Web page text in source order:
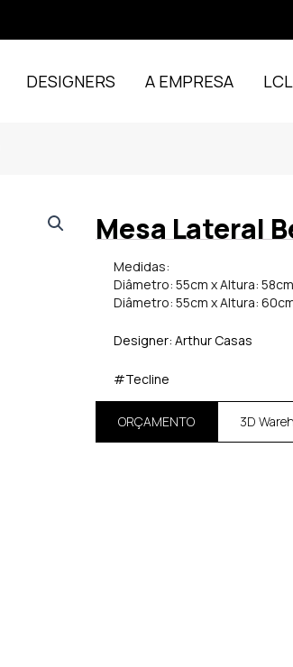
DESIGNERS A EMPRESA
Mesa Lateral
Medidas:
Diâmetro: 55cm x Altura: 58cm
Diâmetro: 55cm x Altura:
Designer: Arthur Casas
#Tecline
ORÇAMENTO 3D